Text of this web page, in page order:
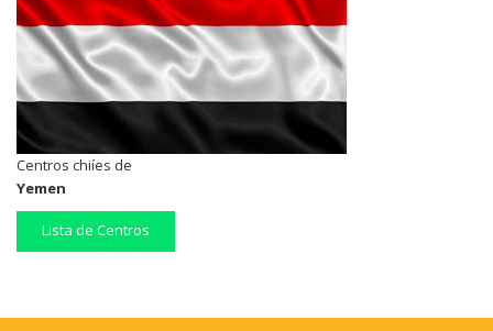
Centros chiíes de
Yemen
Lista de Centros